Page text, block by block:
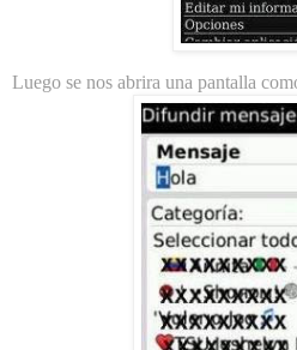
Luego se nos abrira una pantalla